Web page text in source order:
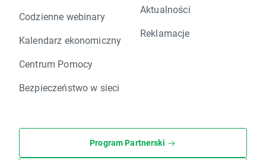
Codzienne webinary
Kalendarz ekonomiczny
Centrum Pomocy
Bezpieczeństwo w sieci
Aktualności
Reklamacje
Program Partnerski